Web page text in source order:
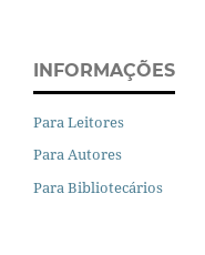
INFORMAÇÕES
Para Leitores
Para Autores
Para Bibliotecários